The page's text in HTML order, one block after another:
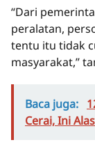
“Dari
peralatan,
tentu itu tidak
masyarakat,”
Baca juga:
Cerai, Ini